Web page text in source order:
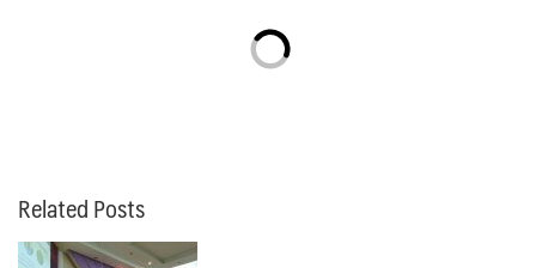
Related Posts